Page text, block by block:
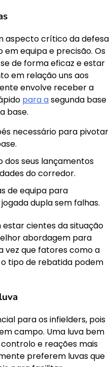
aspecto crítico da defesa
equipa e precisão. Os
de forma eficaz e estar
em relação uns aos
envolve receber a
para asegunda base
base.
necessário para pivotar
seus lançamentos
do corredor.
de equipa para
dupla sem falhas.
cientes da situação
abordagem para
vez que fatores como a
tipo de rebatida podem
para os infielders, pois
campo. Uma luva bem
e reações mais
preferem luvas que